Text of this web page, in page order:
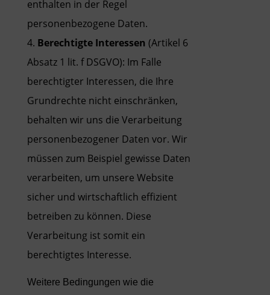
enthalten in der Regel
personenbezogene Daten.
Berechtigte Interessen (Artikel 6
Absatz 1 lit. f DSGVO): Im Falle
berechtigter Interessen, die Ihre
Grundrechte nicht einschränken,
behalten wir uns die Verarbeitung
personenbezogener Daten vor. Wir
müssen zum Beispiel gewisse Daten
verarbeiten, um unsere Website
sicher und wirtschaftlich effizient
betreiben zu können. Diese
Verarbeitung ist somit ein
berechtigtes Interesse.
Weitere Bedingungen wie die